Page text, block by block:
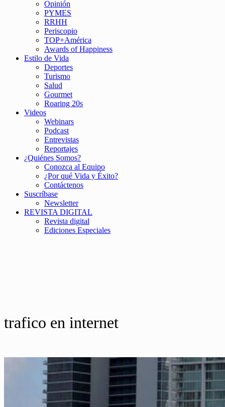
Opinión
PYMES
RRHH
Periscopio
TOP+América
Awards of Happiness
Estilo de Vida
Deportes
Turismo
Salud
Gourmet
Roaring 20s
Videos
Webinars
Podcast
Entrevistas
Reportajes
¿Quiénes Somos?
Conozca al Equipo
¿Por qué Vida y Éxito?
Contáctenos
Suscríbase
Newsletter
REVISTA DIGITAL
Revista digital
Ediciones Especiales
trafico en internet